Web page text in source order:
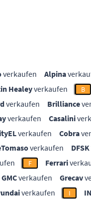
verkaufen Alpina
Healeyverkaufen B
verkaufen Brilliance
verkaufen Casalini
verkaufen Cobra
verkaufen DFSK
F Ferrari
GMCverkaufen Grecav
verkaufen I